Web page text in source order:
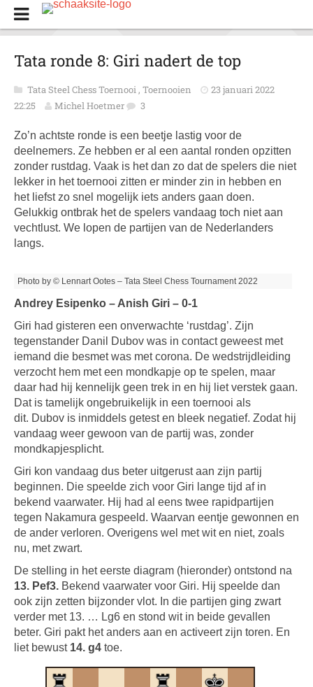
Tata ronde 8: Giri nadert de top
Tata Steel Chess Toernooi, Toernooien
23 januari 2022
22:25
Michel Hoetmer 3
Zo’n achtste ronde is een beetje lastig voor de
deelnemers. Ze hebben er al een aantal ronden opzitten
zonder rustdag. Vaak is het dan zo dat de spelers die niet
lekker in het toernooi zitten er minder zin in hebben en
het liefst zo snel mogelijk iets anders gaan doen.
Gelukkig ontbrak het de spelers vandaag toch niet aan
vechtlust. We lopen de partijen van de Nederlanders
langs.
Photo by © Lennart Ootes – Tata Steel Chess Tournament 2022
Andrey Esipenko – Anish Giri – 0-1
Giri had gisteren een onverwachte ‘rustdag’. Zijn
tegenstander Danil Dubov was in contact geweest met
iemand die besmet was met corona. De wedstrijdleiding
verzocht hem met een mondkapje op te spelen, maar
daar had hij kennelijk geen trek in en hij liet verstek gaan.
Dat is tamelijk ongebruikelijk in een toernooi als
dit. Dubov is inmiddels getest en bleek negatief. Zodat hij
vandaag weer gewoon van de partij was, zonder
mondkapjesplicht.
Giri kon vandaag dus beter uitgerust aan zijn partij
beginnen. Die speelde zich voor Giri lange tijd af in
bekend vaarwater. Hij had al eens twee rapidpartijen
tegen Nakamura gespeeld. Waarvan eentje gewonnen en
de ander verloren. Overigens wel met wit en niet, zoals
nu, met zwart.
De stelling in het eerste diagram (hieronder) ontstond na
13. Pef3. Bekend vaarwater voor Giri. Hij speelde dan
ook zijn zetten bijzonder vlot. In die partijen ging zwart
verder met 13. … Lg6 en stond wit in beide gevallen
beter. Giri pakt het anders aan en activeert zijn toren. En
liet bewust 14. g4 toe.